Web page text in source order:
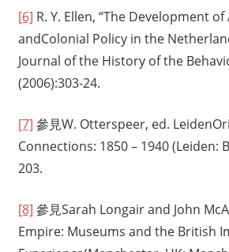
[6] R. Y. Ellen, “The Development
andColonial Policy in the
Journal of the History of the
(2006):303-24.
[7] 參見W. Otterspeer, ed.
Connections: 1850 – 1940 (Leiden:
203.
[8] 參見Sarah Longair and John
Empire: Museums and the British